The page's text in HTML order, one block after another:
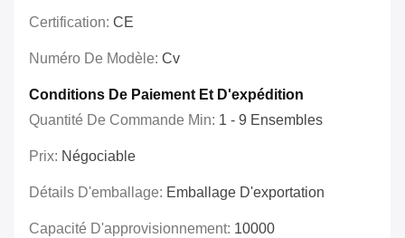
Certification: CE
Numéro De Modèle: Cv
Conditions De Paiement Et D'expédition
Quantité De Commande Min: 1 - 9 Ensembles
Prix: Négociable
Détails D'emballage: Emballage D'exportation
Capacité D'approvisionnement: 10000